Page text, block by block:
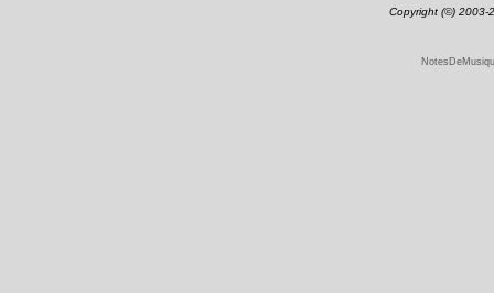
Copyright (©) 2003-